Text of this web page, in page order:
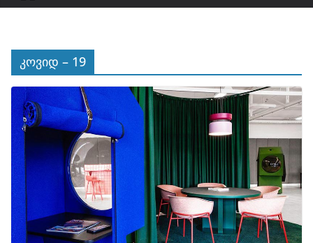
კოვიდ – 19